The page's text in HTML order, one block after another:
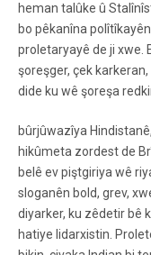
heman talûke û
bo pêkanîna
proletaryayê de ji xwe.
şoreşger, çek
dide ku wê şoreşa
bûrjûwazîya
hikûmeta zordest de
belê ev piştgiriya wê
sloganên bold, grev,
diyarker, ku zêdetir bê
hatiye lidarxistin.